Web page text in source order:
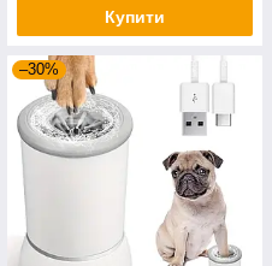
Купити
–30%